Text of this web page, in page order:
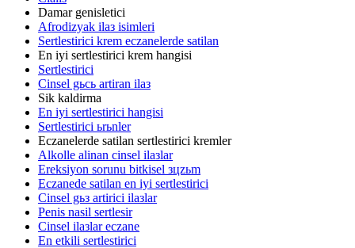
Damar genisletici
Afrodizyak ilaз isimleri
Sertlestirici krem eczanelerde satilan
En iyi sertlestirici krem hangisi
Sertlestirici
Cinsel gьcь artiran ilaз
Sik kaldirma
En iyi sertlestirici hangisi
Sertlestirici ьrьnler
Eczanelerde satilan sertlestirici kremler
Alkolle alinan cinsel ilaзlar
Ereksiyon sorunu bitkisel зцzьm
Eczanede satilan en iyi sertlestirici
Cinsel gьз artirici ilaзlar
Penis nasil sertlesir
Cinsel ilaзlar eczane
En etkili sertlestirici